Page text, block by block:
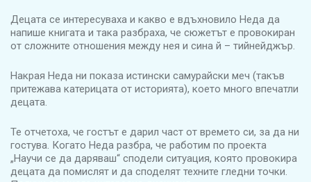
Децата се интересуваха и какво е вдъхновило Неда да
напише книгата и така разбраха, че сюжетът е провокиран
от сложните отношения между нея и сина й – тийнейджър.
Накрая Неда ни показа истински самурайски меч (такъв
притежава катерицата от историята), което много впечатли
децата.
Те отчетоха, че гостът е дарил част от времето си, за да ни
гостува. Когато Неда разбра, че работим по проекта
„Научи се да даряваш“ сподели ситуация, която провокира
децата да помислят и да споделят техните гледни точки.